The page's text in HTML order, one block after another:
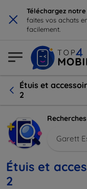
× Téléchargez
faites vos achats
facilement.
Étuis et
2
Garett
Étuis et
2